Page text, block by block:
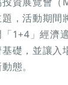
，活動期間
1+4」經濟
礎，並讓入
態。